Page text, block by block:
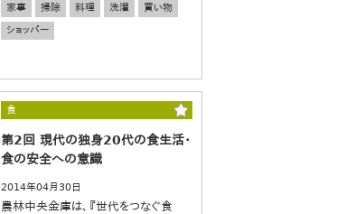
家事 掃除 料理 洗濯
買い物
ショッパー
食
第2回 現代の独身20代の食生活・
食の安全への意識
2014年04月30日
農林中央金庫は、『世代をつなぐ食